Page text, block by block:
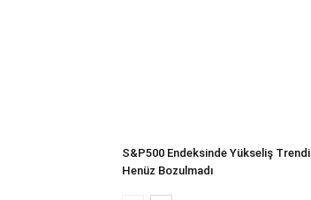
S&P500 Endeksinde Yükseliş Trendi
Henüz Bozulmadı